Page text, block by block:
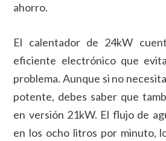
ahorro.
El calentador de 24kW
eficiente electrónico que
problema. Aunque si no
potente, debes saber que
en versión 21kW. El flujo de
en los ocho litros por minuto,